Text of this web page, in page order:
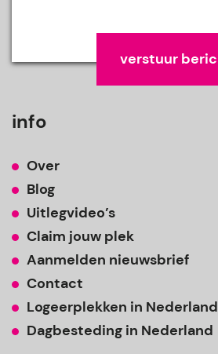
info
Over
Blog
Uitlegvideo’s
Claim jouw plek
Aanmelden nieuwsbrief
Contact
Logeerplekken in Nederland
Dagbesteding in Nederland